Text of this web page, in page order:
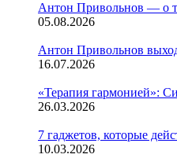
Антон Привольнов — о
05.08.2026
Антон Привольнов
16.07.2026
«Терапия гармонией»:
26.03.2026
7 гаджетов, которые
10.03.2026